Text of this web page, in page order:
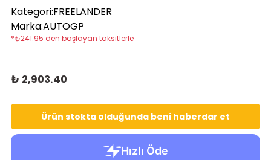
Kategori:FREELANDER
Marka:AUTOGP
*₺241.95 den başlayan taksitlerle
₺ 2,903.40
Ürün stokta olduğunda beni haberdar et